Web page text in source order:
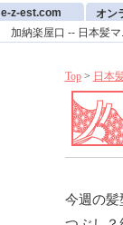
e-z-est.com オン
加納楽屋口 -- 日本髪
Top> 日本
今週の髪